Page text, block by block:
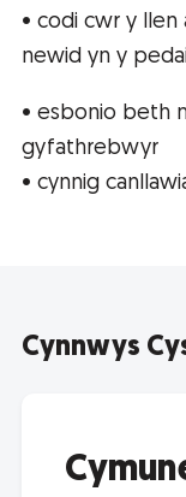
• codi cwr y llen
newid yn y
• esbonio beth
gyfathrebwyr
• cynnig
Cynnwys